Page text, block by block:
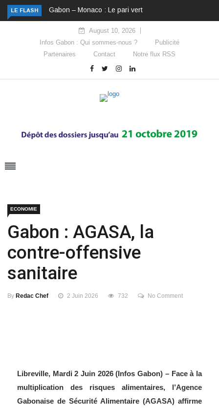
LE FLASH Gabon – Monaco : Le pari vert
August 10, 2026
Infos Gabon : Qui sommes-nous ?
Publicité
Partenaires
Contact Notre flux RSS
ECONOMIE
Gabon : AGASA, la
contre-offensive
sanitaire
By Redac Chef 2 Juin 2026 732 No Comment
Libreville, Mardi 2 Juin 2026 (Infos Gabon) – Face à la
multiplication des risques alimentaires, l’Agence
Gabonaise de Sécurité Alimentaire (AGASA) affirme